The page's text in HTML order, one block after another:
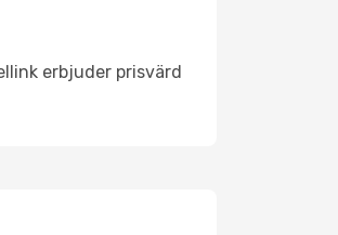
erbjuder prisvärd